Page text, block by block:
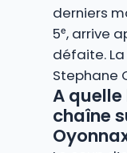
derniers
5ᵉ, arrive
défaite.
Stephane
A
chaîne